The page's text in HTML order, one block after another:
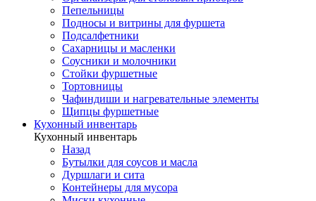
Пепельницы
Подносы и витрины для фуршета
Подсалфетники
Сахарницы и масленки
Соусники и молочники
Стойки фуршетные
Тортовницы
Чафиндиши и нагревательные элементы
Щипцы фуршетные
Кухонный инвентарь
Кухонный инвентарь
Назад
Бутылки для соусов и масла
Дуршлаги и сита
Контейнеры для мусора